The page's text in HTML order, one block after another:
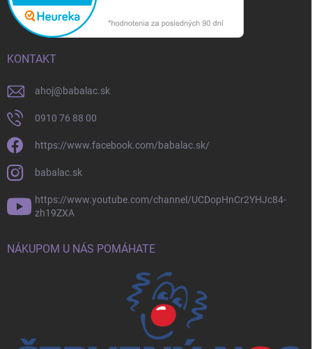
KONTAKT
ahoj@babalac.sk
0910 76 88 00
https://www.facebook.com/babalac.sk/
babalac.sk
https://www.youtube.com/channel/UCDopHnCr2YHJc84-
zh19ZXA
NÁKUPOM U NÁS POMÁHATE